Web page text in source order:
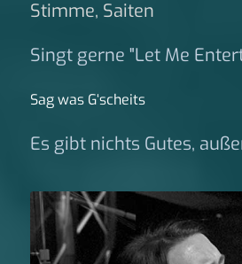
Stimme, Saiten
Singt gerne "Let Me
Sag was G‘scheits
Es gibt nichts Gutes,